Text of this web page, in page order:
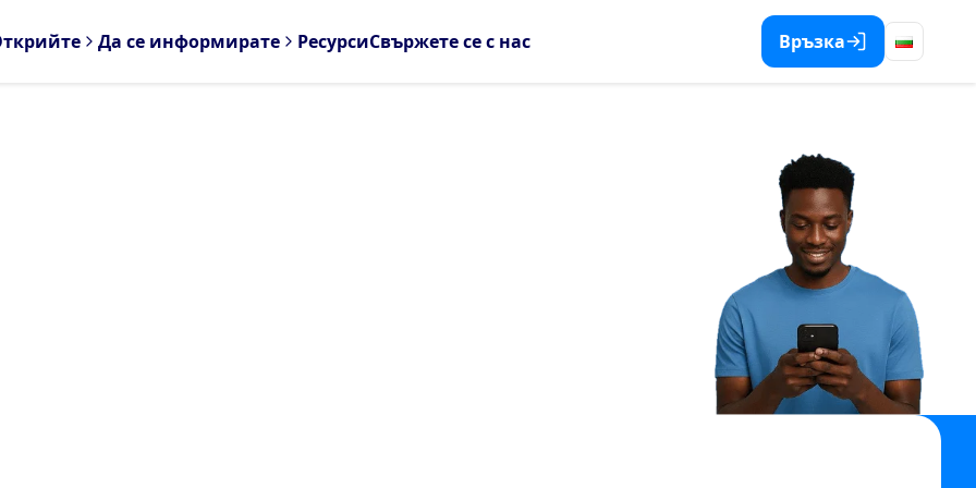
Да се информирате РесурсиСвържете се с нас Връзка